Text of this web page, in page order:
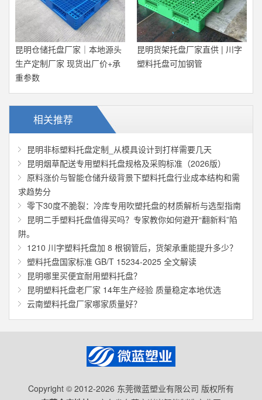
昆明仓储托盘厂家｜本地源头
生产定制厂家 现货出厂价+承
重参数
昆明货架托盘厂家直供 | 川字
塑料托盘可加钢管
相关推荐
昆明非标塑料托盘定制_从模具设计到打样需要几天
昆明烟草配送专用塑料托盘规格及采购标准（2026版）
原料涨价与智能仓储升级背景下塑料托盘行业成本结构和需
求趋势分
零下30度不脆裂：冷库专用吹塑托盘的材质解析与选型指南
昆明二手塑料托盘值得买吗？专家教你如何避开“翻新料”陷
阱。
1210 川字塑料托盘加 8 根钢管后，货架承重能提升多少？
塑料托盘国家标准 GB/T 15234-2025 全文解读
昆明哪里买便宜耐用塑料托盘？
昆明塑料托盘老厂家 14年生产经验 质量稳定本地优选
云南塑料托盘厂家哪家质量好？
Copyright © 2012-2026 东莞微蓝塑业有限公司 版权所有